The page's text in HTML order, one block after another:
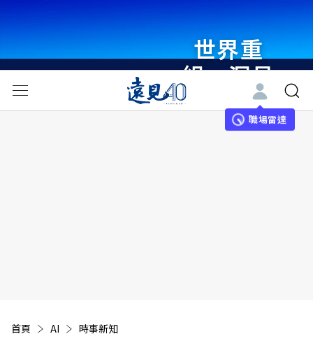
世界重
組・洞見
未來 與
世界領袖
職場雷達
首頁 AI 時事新知